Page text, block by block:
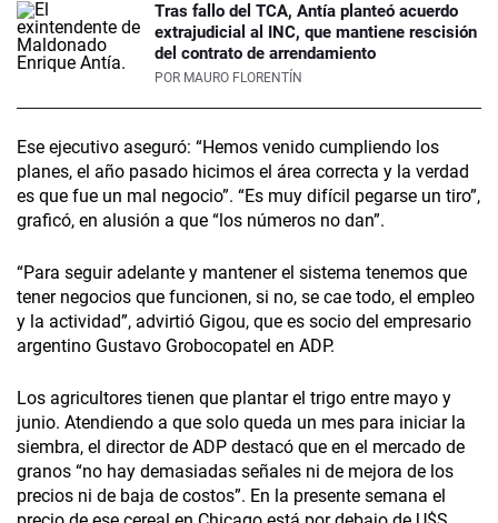
Tras fallo del TCA, Antía planteó acuerdo
extrajudicial al INC, que mantiene rescisión
del contrato de arrendamiento
POR MAURO FLORENTÍN
Ese ejecutivo aseguró: “Hemos venido cumpliendo los
planes, el año pasado hicimos el área correcta y la verdad
es que fue un mal negocio”. “Es muy difícil pegarse un tiro”,
graficó, en alusión a que “los números no dan”.
“Para seguir adelante y mantener el sistema tenemos que
tener negocios que funcionen, si no, se cae todo, el empleo
y la actividad”, advirtió Gigou, que es socio del empresario
argentino Gustavo Grobocopatel en ADP.
Los agricultores tienen que plantar el trigo entre mayo y
junio. Atendiendo a que solo queda un mes para iniciar la
siembra, el director de ADP destacó que en el mercado de
granos “no hay demasiadas señales ni de mejora de los
precios ni de baja de costos”. En la presente semana el